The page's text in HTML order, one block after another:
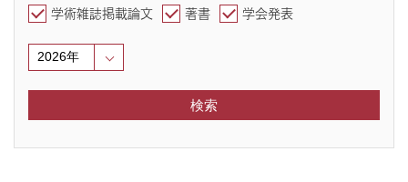
学術雑誌掲載論文 著書 学会発表
検索